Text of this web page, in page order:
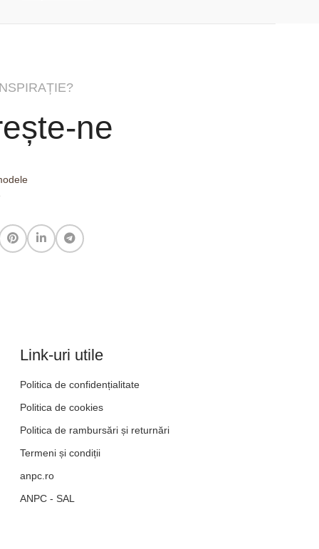
ne
Link-uri utile
Politica de confidențialitate
Politica de cookies
Politica de rambursări și returnări
Termeni și condiții
anpc.ro
ANPC - SAL